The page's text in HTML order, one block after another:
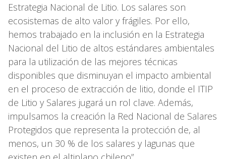
Estrategia Nacional de Litio. Los salares son
ecosistemas de alto valor y frágiles. Por ello,
hemos trabajado en la inclusión en la Estrategia
Nacional del Litio de altos estándares ambientales
para la utilización de las mejores técnicas
disponibles que disminuyan el impacto ambiental
en el proceso de extracción de litio, donde el ITIP
de Litio y Salares jugará un rol clave. Además,
impulsamos la creación la Red Nacional de Salares
Protegidos que representa la protección de, al
menos, un 30 % de los salares y lagunas que